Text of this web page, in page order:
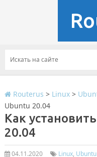
Routerus > Linux>
Ubuntu 20.04
Как
20.04
04.11.2020 Linux, Ubuntu